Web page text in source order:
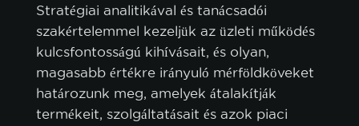
Stratégiai analitikával és tanácsadói
szakértelemmel kezeljük az üzleti működés
kulcsfontosságú kihívásait, és olyan,
magasabb értékre irányuló mérföldköveket
határozunk meg, amelyek átalakítják
termékeit, szolgáltatásait és azok piaci